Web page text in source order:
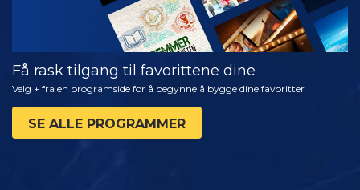
Få rask tilgang til favorittene dine
Velg + fra en programside for å begynne å bygge dine favoritter
SE ALLE PROGRAMMER